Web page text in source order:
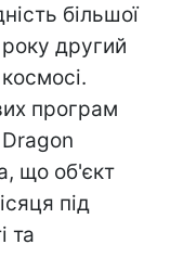
більшої
року другий
програм
Dragon
що об'єкт
під
та